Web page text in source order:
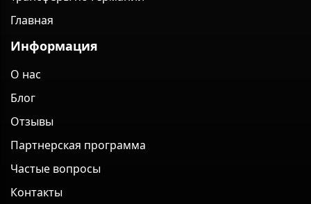
Главная
Информация
О нас
Блог
Отзывы
Партнерская программа
Частые вопросы
Контакты